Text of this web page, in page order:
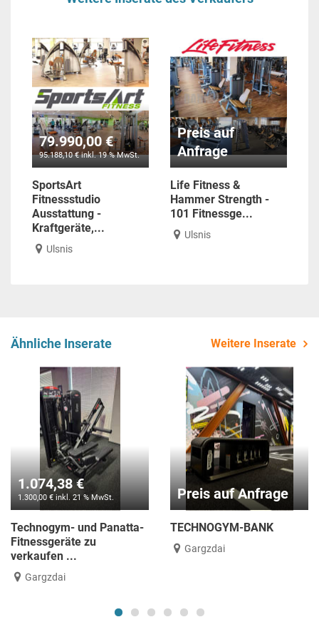
79.990,00 €
95.188,10 € inkl. 19 % MwSt.
SportsArt
Fitnessstudio
Ausstattung -
Kraftgeräte,...
Ulsnis
Preis auf
Anfrage
Life Fitness &
Hammer Strength -
101 Fitnessge...
Ulsnis
Ähnliche Inserate Weitere Inserate
€
% MwSt.
und Panatta-
zu
Preis auf Anfrage
TECHNOGYM-BANK
1.190,00 €